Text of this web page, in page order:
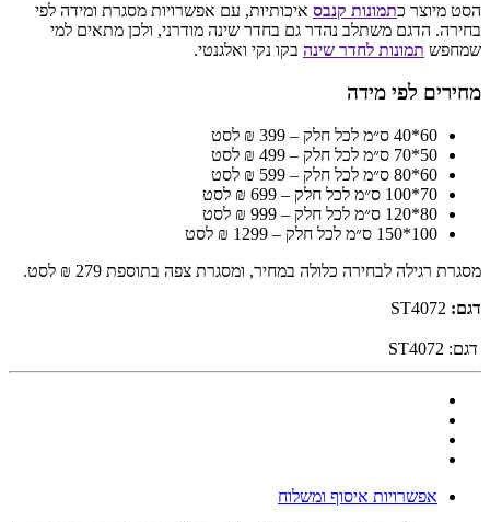
הסט מיוצר כתמונות קנבס איכותיות, עם אפשרויות מסגרת ומידה לפי
בחירה. הדגם משתלב נהדר גם בחדר שינה מודרני, ולכן מתאים למי
שמחפש תמונות לחדר שינה בקו נקי ואלגנטי.
מחירים לפי מידה
60*40 ס״מ לכל חלק – 399 ₪ לסט
50*70 ס״מ לכל חלק – 499 ₪ לסט
60*80 ס״מ לכל חלק – 599 ₪ לסט
70*100 ס״מ לכל חלק – 699 ₪ לסט
80*120 ס״מ לכל חלק – 999 ₪ לסט
100*150 ס״מ לכל חלק – 1299 ₪ לסט
מסגרת רגילה לבחירה כלולה במחיר, ומסגרת צפה בתוספת 279 ₪ לסט.
דגם:
דגם: ST4072
אפשרויות איסוף ומשלוח